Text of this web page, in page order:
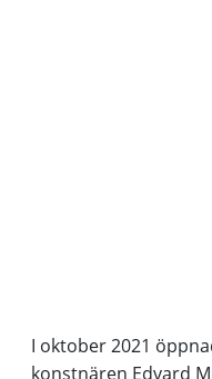
I oktober 2021
konstnären Edvard